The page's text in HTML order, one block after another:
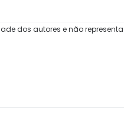
dos autores e não